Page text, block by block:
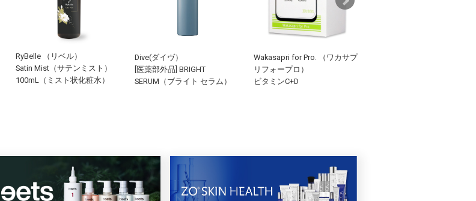
RyBelle （リベル）
Satin Mist（サテンミスト）
100mL（ミスト状化粧水）
Dive(ダイヴ）
[医薬部外品] BRIGHT
SERUM（ブライト セラム）
Wakasapri for Pro. （ワカサプ
リフォープロ）
ビタミンC+D